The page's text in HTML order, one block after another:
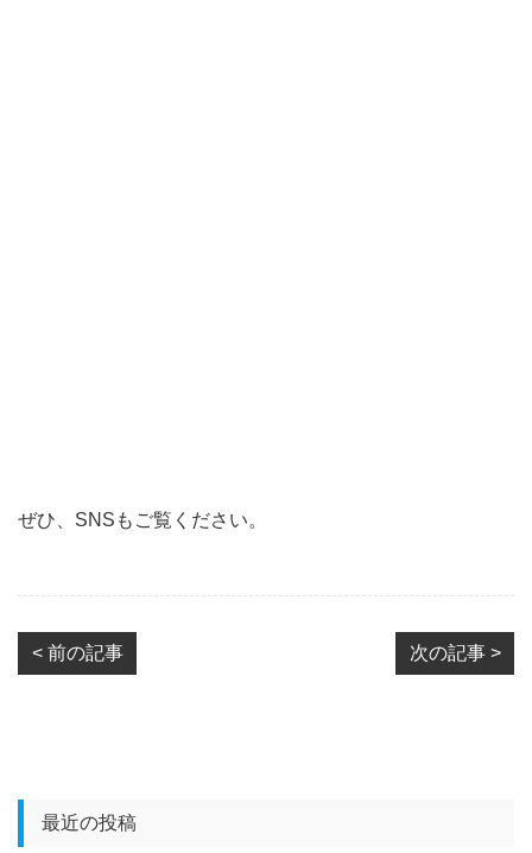
ぜひ、SNSもご覧ください。
< 前の記事 次の記事 >
最近の投稿